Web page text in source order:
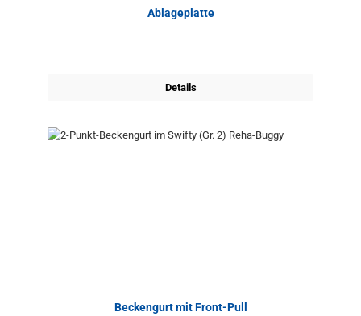
Ablageplatte
Details
Beckengurt mit Front-Pull